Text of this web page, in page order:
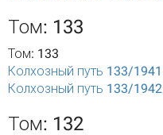
Том: 133
Том: 133
Колхозный путь 133/1941
Колхозный путь 133/1942
Том: 132